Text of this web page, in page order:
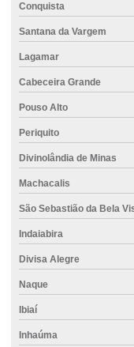
Conquista
Santana da Vargem
Lagamar
Cabeceira Grande
Pouso Alto
Periquito
Divinolândia de Minas
Machacalis
São Sebastião da Bela
Indaiabira
Divisa Alegre
Naque
Ibiaí
Inhaúma